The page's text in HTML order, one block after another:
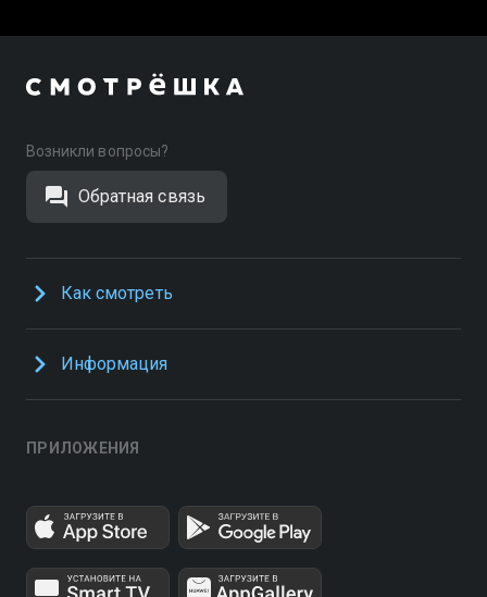
Возникли вопросы?
Обратная связь
Как смотреть
Информация
ПРИЛОЖЕНИЯ